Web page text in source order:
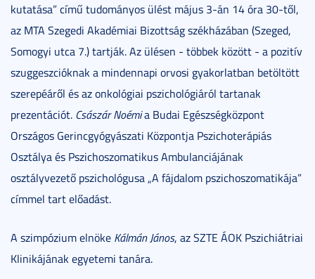
kutatása” című tudományos ülést május 3-án 14 óra 30-től,
az MTA Szegedi Akadémiai Bizottság székházában (Szeged,
Somogyi utca 7.) tartják. Az ülésen - többek között - a pozitív
szuggeszcióknak a mindennapi orvosi gyakorlatban betöltött
szerepéáről és az onkológiai pszichológiáról tartanak
prezentációt. Császár Noémia Budai Egészségközpont
Országos Gerincgyógyászati Központja Pszichoterápiás
Osztálya és Pszichoszomatikus Ambulanciájának
osztályvezető pszichológusa „A fájdalom pszichoszomatikája”
címmel tart előadást.
A szimpózium elnöke Kálmán János, az SZTE ÁOK Pszichiátriai
Klinikájának egyetemi tanára.